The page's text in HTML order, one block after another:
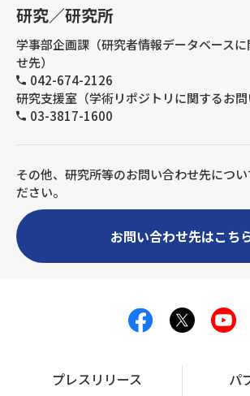
研究／研究所
学事部企画課（研究者情報データベース
せ先）
042-674-2126
研究支援室（学術リポジトリに関するお問
03-3817-1600
その他、研究所等のお問い合わせ先につ
ださい。
お問い合わせ先はこち
プレスリリース
パ